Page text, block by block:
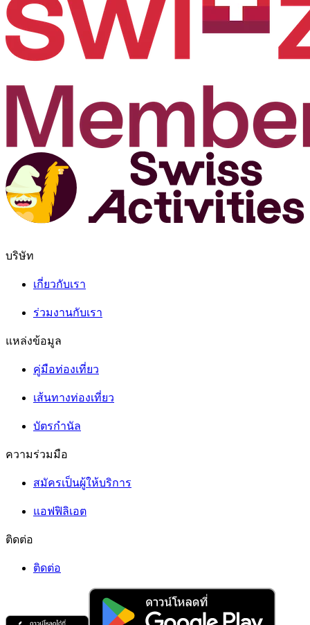
บริษัท
เกี่ยวกับเรา
ร่วมงานกับเรา
แหล่งข้อมูล
คู่มือท่องเที่ยว
เส้นทางท่องเที่ยว
บัตรกำนัล
ความร่วมมือ
สมัครเป็นผู้ให้บริการ
แอฟฟิลิเอต
ติดต่อ
ติดต่อ